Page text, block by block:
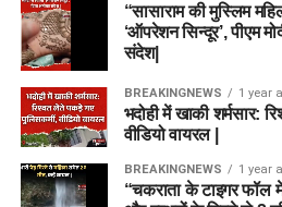
“सासाराम की मुस्लिम
‘ऑपरेशन सिन्दूर’, पीएम
संदेश|
BREAKINGNEWS 1 year
भदोही में खाकी शर्मसार:
वीडियो वायरल |
BREAKINGNEWS 1 year
“चकराता के टाइगर फॉल